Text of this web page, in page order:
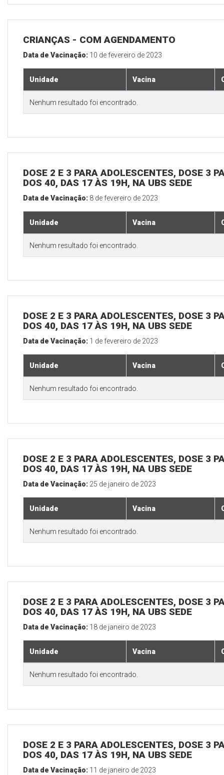
CRIANÇAS - COM AGENDAMENTO
Data de Vacinação: 10 de fevereiro de 2023
Unidade Vacina
Nenhum resultado foi encontrado.
DOSE 2 E 3 PARA ADOLESCENTES, DOSE 3
DOS 40, DAS 17 ÀS 19H, NA UBS SEDE
Data de Vacinação: 8 de fevereiro de 2023
Unidade Vacina
Nenhum resultado foi encontrado.
DOSE 2 E 3 PARA ADOLESCENTES, DOSE 3
DOS 40, DAS 17 ÀS 19H, NA UBS SEDE
Data de Vacinação: 1 de fevereiro de 2023
Unidade Vacina
Nenhum resultado foi encontrado.
DOSE 2 E 3 PARA ADOLESCENTES, DOSE 3
DOS 40, DAS 17 ÀS 19H, NA UBS SEDE
Data de Vacinação: 25 de janeiro de 2023
Unidade Vacina
Nenhum resultado foi encontrado.
DOSE 2 E 3 PARA ADOLESCENTES, DOSE 3
DOS 40, DAS 17 ÀS 19H, NA UBS SEDE
Data de Vacinação: 18 de janeiro de 2023
Unidade Vacina
Nenhum resultado foi encontrado.
DOSE 2 E 3 PARA ADOLESCENTES, DOSE 3
DOS 40, DAS 17 ÀS 19H, NA UBS SEDE
Data de Vacinação: 11 de janeiro de 2023